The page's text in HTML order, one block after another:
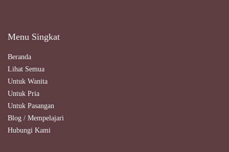
Menu Singkat
Beranda
Lihat Semua
Untuk Wanita
Untuk Pria
Untuk Pasangan
Blog / Mempelajari
Hubungi Kami